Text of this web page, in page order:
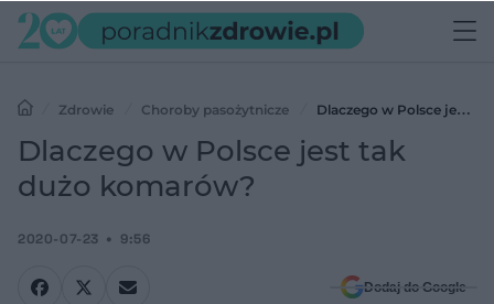
Zdrowie Choroby pasożytnicze
Dlaczego w Polsce jest
tak dużo komarów?
Dlaczego w Polsce jest tak
dużo komarów?
2020-07-23 9:56
Dodaj do Google